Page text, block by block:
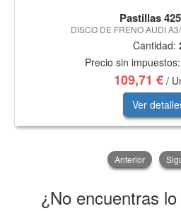
Pastillas
DISCO DE FRENO AUDI
Cantidad:
Precio sin impuestos:
109,71 €/
Ver
Anterior
¿No encuentras